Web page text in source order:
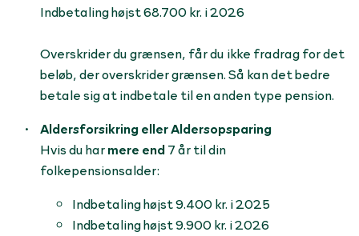
Indbetaling højst 68.700 kr. i 2026
Overskrider du grænsen, får du ikke fradrag for det
beløb, der overskrider grænsen. Så kan det bedre
betale sig at indbetale til en anden type pension.
Aldersforsikring eller Aldersopsparing
Hvis du harmere end7 år til din
folkepensionsalder:
Indbetaling højst 9.400 kr. i 2025
Indbetaling højst 9.900 kr. i 2026